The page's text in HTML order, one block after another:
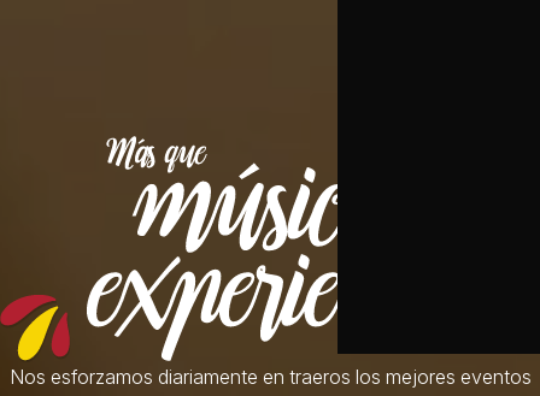
Nos esforzamos diariamente en traeros los mejores eventos